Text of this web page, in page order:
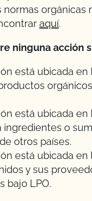
normas orgánicas
aquí.
ninguna acción
está ubicada en
está ubicada en
ingredientes o
otros países.
está ubicada en
y sus
bajo LPO.